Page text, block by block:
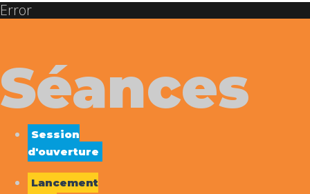
Error
Séances
Session
d'ouverture
Lancement